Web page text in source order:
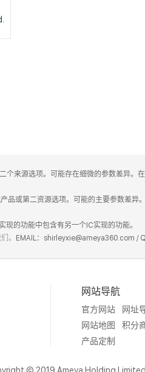
个来源选项。可能存在细微的参数差异。
品或第二资源选项。可能的主要参数差异
现的功能中包含有另一个IC实现的功能。
。
EMAIL：shirleyxie@ameya360.com /
网站导航
官方网站
网址
网站地图
积分
产品定制